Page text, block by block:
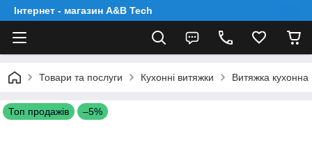
Інтернет - магазин A&B Tech
Товари та послуги Кухонні витяжки Витяжка
Топ продажів –5%